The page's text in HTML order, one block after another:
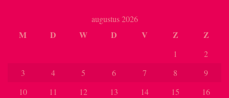
augustus 2026
M D W D V Z Z
1
2
3
4 5 6 7 8
9
10
11 12 13 14 15
16